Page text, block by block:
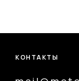
КОНТАКТЫ